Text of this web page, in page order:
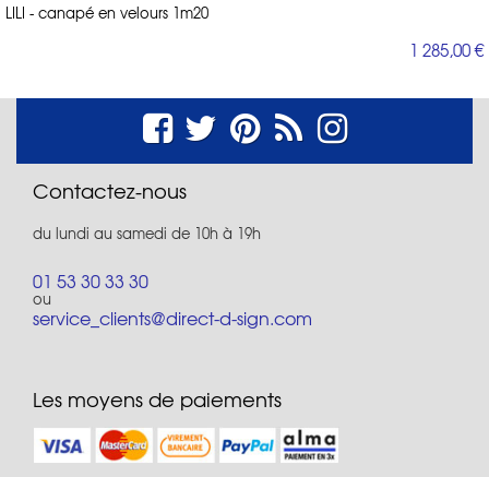
LILI - canapé en velours 1m20
1 285,00 €
Contactez-nous
du lundi au samedi de 10h à 19h
01 53 30 33 30
ou
service_clients@direct-d-sign.com
Les moyens de paiements